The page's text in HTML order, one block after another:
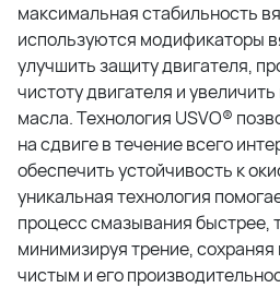
максимальная стабильность
используются модификаторы
улучшить защиту двигателя,
чистоту двигателя и
масла. Технология USVO®
на сдвиге в течение всего
обеспечить устойчивость к
уникальная технология
процесс смазывания быстрее,
минимизируя трение,
чистым и его